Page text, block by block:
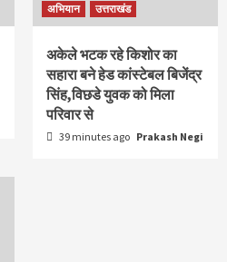
अभियान उत्तराखंड
अकेले भटक रहे किशोर का
सहारा बने हेड कांस्टेबल बिजेंद्र
सिंह,विछडे युवक को मिला
परिवार से
39 minutes ago Prakash Negi